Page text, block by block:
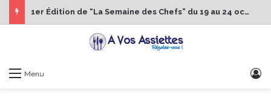
1er Édition de “La Semaine des Chefs” du 19 au 24 octobre 2026
Menu